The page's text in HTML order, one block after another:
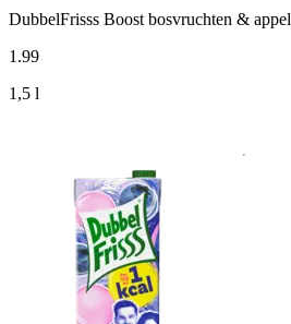
DubbelFrisss Boost bosvruchten & appel
1 .99
1,5 l